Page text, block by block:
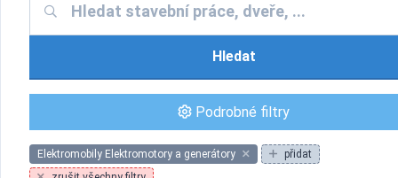
Hledat
Podrobné filtry
Elektromobily Elektromotory a generátory
přidat